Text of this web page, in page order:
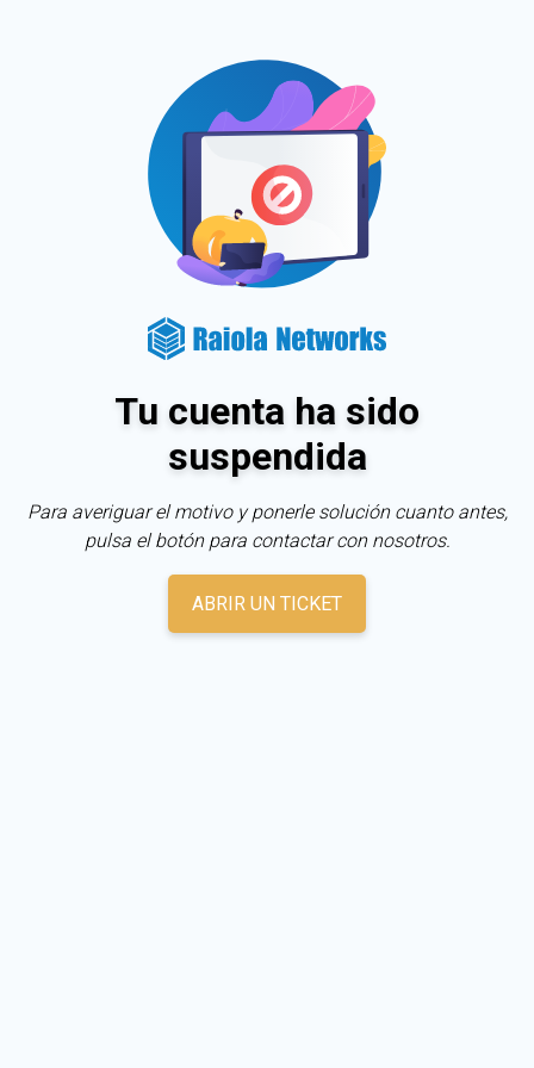
Tu cuenta ha sido
suspendida
Para averiguar el motivo y ponerle solución cuanto antes,
pulsa el botón para contactar con nosotros.
ABRIR UN TICKET